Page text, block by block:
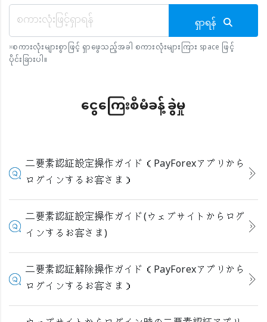
ရှာရန်
※စကားလုံးများစွာဖြင့် ရှာဖွေသည့်အခါ စကားလုံးများကြား space ဖြင့်
ပိုင်းခြားပါ။
ငွေကြေးစီမံခန့်ခွဲမှု
二要素認証設定操作ガイド（PayForexアプリから
ログインするお客さま）
二要素認証設定操作ガイド(ウェブサイトからログ
インするお客さま)
二要素認証解除操作ガイド（PayForexアプリから
ログインするお客さま）